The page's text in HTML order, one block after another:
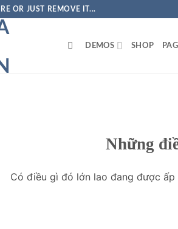
OR JUST REMOVE IT...
DEMOS SHOP
Những
Có điều gì đó lớn lao đang được